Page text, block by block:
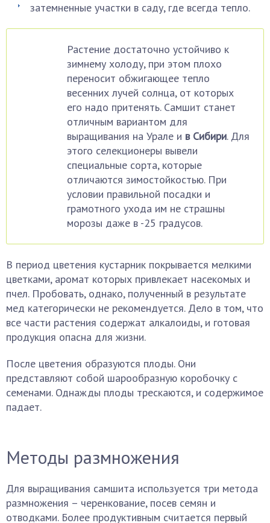
затемненные участки в саду, где всегда тепло.
Растение достаточно устойчиво к
зимнему холоду, при этом плохо
переносит обжигающее тепло
весенних лучей солнца, от которых
его надо притенять. Самшит станет
отличным вариантом для
выращивания на Урале и в Сибири. Для
этого селекционеры вывели
специальные сорта, которые
отличаются зимостойкостью. При
условии правильной посадки и
грамотного ухода им не страшны
морозы даже в -25 градусов.
В период цветения кустарник покрывается мелкими
цветками, аромат которых привлекает насекомых и
пчел. Пробовать, однако, полученный в результате
мед категорически не рекомендуется. Дело в том, что
все части растения содержат алкалоиды, и готовая
продукция опасна для жизни.
После цветения образуются плоды. Они
представляют собой шарообразную коробочку с
семенами. Однажды плоды трескаются, и содержимое
падает.
Методы размножения
Для выращивания самшита используется три метода
размножения – черенкование, посев семян и
отводками. Более продуктивным считается первый